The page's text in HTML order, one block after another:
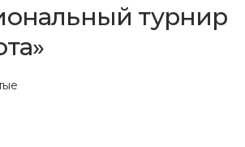
турнир